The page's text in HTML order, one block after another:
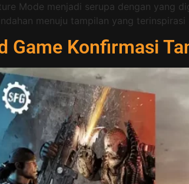
Mode menjadi serupa dengan yang
menuju tampilan yang
Game Konfirmasi